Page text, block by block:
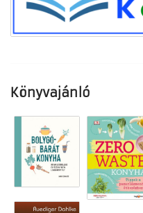
Könyvajánló